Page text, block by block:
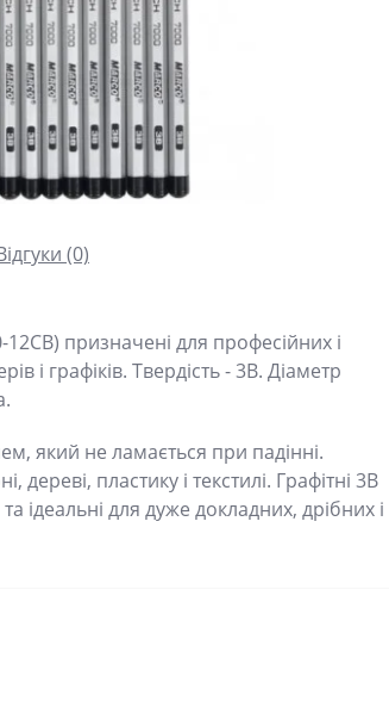
(0)
призначені для професійних і
і графіків. Твердість - 3B. Діаметр
який не ламається при падінні.
пластику і текстилі. Графітні 3B
ідеальні для дуже докладних, дрібних і